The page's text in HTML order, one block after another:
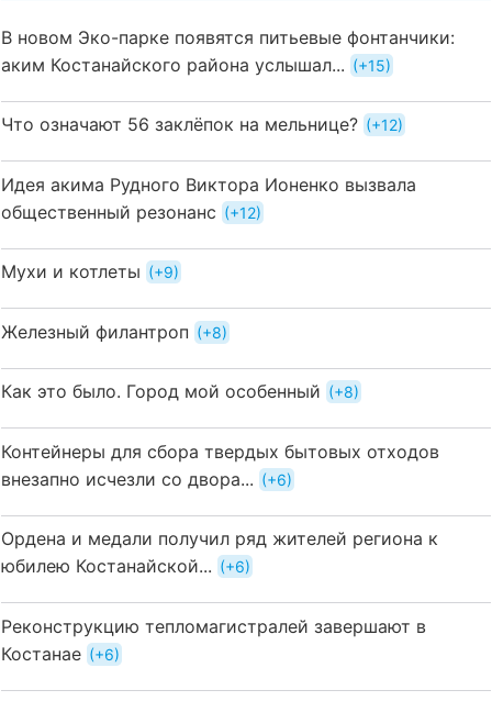
В новом Эко-парке появятся питьевые фонтанчики:
аким Костанайского района услышал...
+15
Что означают 56 заклёпок на мельнице? +12
Идея акима Рудного Виктора Ионенко вызвала
общественный резонанс
+12
Мухи и котлеты +9
Железный филантроп +8
Как это было. Город мой особенный +8
Контейнеры для сбора твердых бытовых отходов
внезапно исчезли со двора...
+6
Ордена и медали получил ряд жителей региона к
юбилею Костанайской...
+6
Реконструкцию тепломагистралей завершают в
Костанае
+6